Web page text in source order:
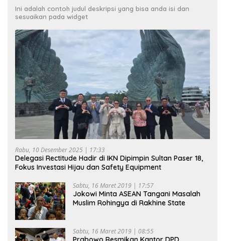
Ini adalah contoh judul deskripsi yang bisa anda isi dan
sesuaikan pada widget
Rabu, 10 Desember 2025 | 17:33
Delegasi Rectitude Hadir di IKN Dipimpin Sultan Paser 18,
Fokus Investasi Hijau dan Safety Equipment
Sabtu, 16 Maret 2019 | 17:57
Jokowi Minta ASEAN Tangani Masalah
Muslim Rohingya di Rakhine State
Sabtu, 16 Maret 2019 | 08:55